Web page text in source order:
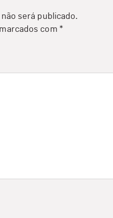
será publicado.
com *